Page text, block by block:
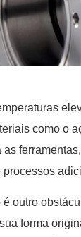
como o
outro
forma